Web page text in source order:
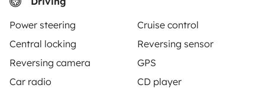
Power steering
Cruise control
Central locking
Reversing sensor
Reversing camera
GPS
Car radio
CD player
From
Make booking request